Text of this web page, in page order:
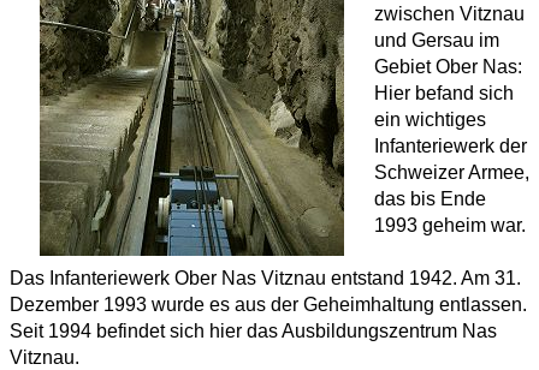
zwischen Vitznau
und Gersau im
Gebiet Ober Nas:
Hier befand sich
ein wichtiges
Infanteriewerk der
Schweizer Armee,
das bis Ende
1993 geheim war.
Das Infanteriewerk Ober Nas Vitznau entstand 1942. Am 31.
Dezember 1993 wurde es aus der Geheimhaltung entlassen.
Seit 1994 befindet sich hier das Ausbildungszentrum Nas
Vitznau.